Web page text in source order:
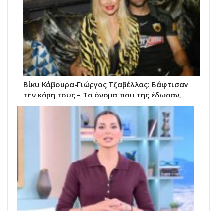
Βίκυ Κάβουρα-Γιώργος Τζαβέλλας: Βάφτισαν
την κόρη τους – Το όνομα που της έδωσαν,…